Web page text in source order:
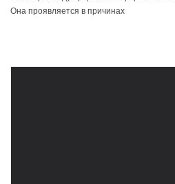
Она проявляется в причинах